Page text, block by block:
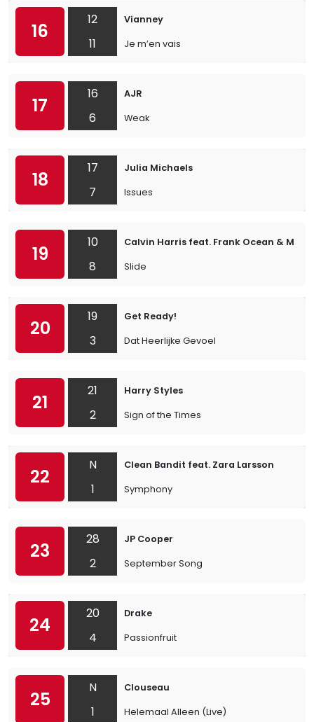
16
12
11
Vianney
Je m’en vais
17
16
6
AJR
Weak
18
17
7
Julia Michaels
Issues
19
10
8
Calvin Harris feat. Frank Ocean & Migos
Slide
20
19
3
Get Ready!
Dat Heerlijke Gevoel
21
21
2
Harry Styles
Sign of the Times
22
N
1
Clean Bandit feat. Zara Larsson
Symphony
23
28
2
JP Cooper
September Song
24
20
4
Drake
Passionfruit
25
N
1
Clouseau
Helemaal Alleen (Live)